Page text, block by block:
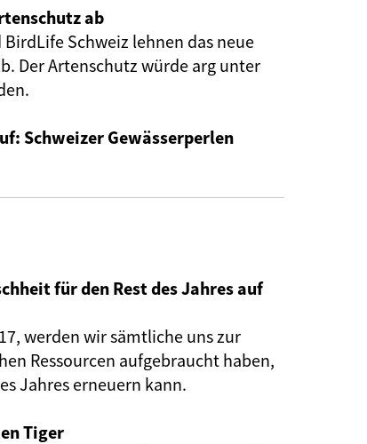
ab
Schweiz lehnen das neue
Der Artenschutz würde arg unter
Schweizer Gewässerperlen
für den Rest des Jahres auf
werden wir sämtliche uns zur
Ressourcen aufgebraucht haben,
Jahres erneuern kann.
Tiger